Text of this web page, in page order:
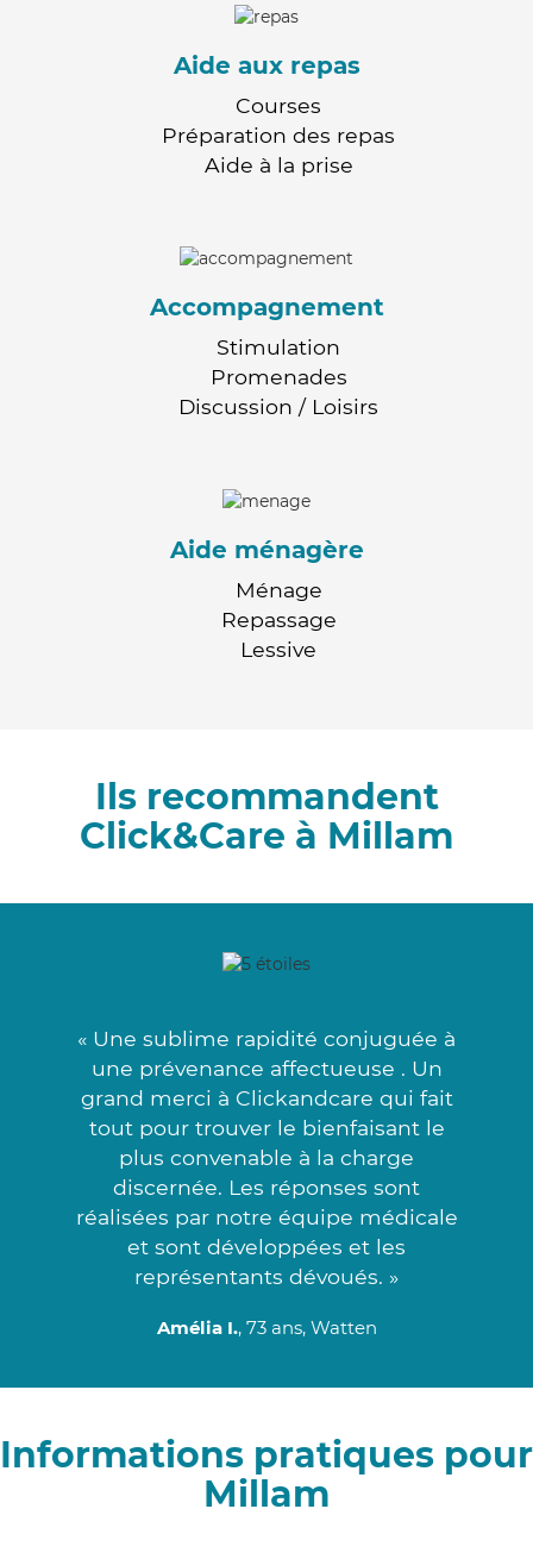
Aide aux repas
Courses
Préparation des repas
Aide à la prise
Accompagnement
Stimulation
Promenades
Discussion / Loisirs
Aide ménagère
Ménage
Repassage
Lessive
Ils recommandent
Click&Care à Millam
« Une sublime rapidité conjuguée à
une prévenance affectueuse . Un
grand merci à Clickandcare qui fait
tout pour trouver le bienfaisant le
plus convenable à la charge
discernée. Les réponses sont
réalisées par notre équipe médicale
et sont développées et les
représentants dévoués. »
Amélia I., 73 ans, Watten
Informations pratiques pour
Millam